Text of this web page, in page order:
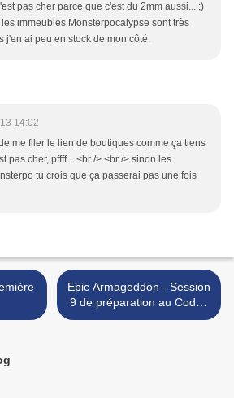
pas cher parce que c'est du 2mm aussi... ;)
les immeubles Monsterpocalypse sont très
j'en ai peu en stock de mon côté.
14:02
me filer le lien de boutiques comme ça tiens
pas cher, pffff ...<br /> <br /> sinon les
tu crois que ça passerai pas une fois
Epic Armageddon - Session
9 de préparation au Codex
Lugdunum 2013 >